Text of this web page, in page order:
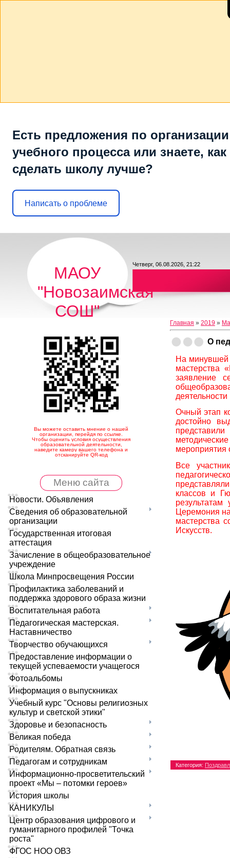
Есть предложения по организации
учебного процесса или знаете, как
сделать школу лучше?
Написать о проблеме
МАОУ
"Новозаимская
СОШ"
Четверг, 06.08.2026, 21:22
Вы можете оставить мнение о нашей
организации, перейдя по ссылке.
Чтобы оценить условия осуществления
образовательной деятельности,
наведите камеру вашего телефона и
отсканируйте QR-код
Меню сайта
Новости. Объявления
Сведения об образовательной
организации
Государственная итоговая
аттестация
Зачисление в общеобразовательное
учреждение
Школа Минпросвещения России
Профилактика заболеваний и
поддержка здорового образа жизни
Воспитательная работа
Педагогическая мастерская.
Наставничество
Творчество обучающихся
Предоставление информации о
текущей успеваемости учащегося
Фотоальбомы
Информация о выпускниках
Учебный курс "Основы религиозных
культур и светской этики"
Здоровье и безопасность
Великая победа
Родителям. Обратная связь
Педагогам и сотрудникам
Информационно-просветительский
проект «Мы – потомки героев»
История школы
КАНИКУЛЫ
Центр образования цифрового и
гуманитарного профилей "Точка
роста"
ФГОС НОО ОВЗ
Главная » 2019 »
О
На минувшей
мастерства
заявление
Очный этап
достойно
мероприятия
Все
классов и
Церемония
мастерства
Искусств.
Категория: